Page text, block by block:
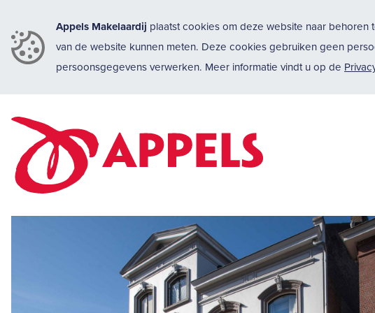
Appels Makelaardij plaatst cookies om deze website naar
van de website kunnen meten. Deze cookies gebruiken geen
persoonsgegevens verwerken. Meer informatie vindt u op de